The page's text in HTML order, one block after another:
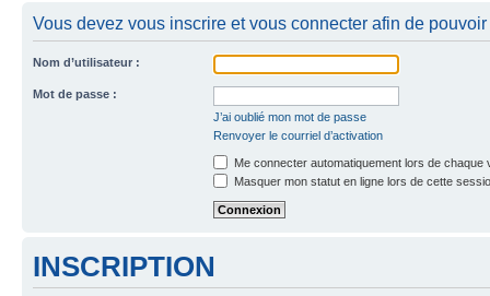
Vous devez vous inscrire et vous connecter afin de
Nom d’utilisateur :
Mot de passe :
J’ai oublié mon mot de passe
Renvoyer le courriel d’activation
Me connecter automatiquement lors de chaque
Masquer mon statut en ligne lors de cette
INSCRIPTION